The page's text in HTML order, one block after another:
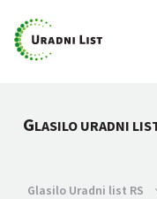
GLASILO URADNI
Glasilo Uradni list RS